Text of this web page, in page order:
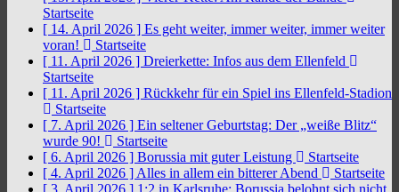
Startseite
[ 14. April 2026 ] Es geht weiter, immer weiter, immer weiter
voran!
Startseite
[ 11. April 2026 ] Dreierkette: Infos aus dem Ellenfeld
Startseite
[ 11. April 2026 ] Rückkehr für ein Spiel ins Ellenfeld-Stadion
Startseite
[ 7. April 2026 ] Ein seltener Geburtstag: Der „weiße Blitz“
wurde 90!
Startseite
[ 6. April 2026 ] Borussia mit guter Leistung
Startseite
[ 4. April 2026 ] Alles in allem ein bitterer Abend
Startseite
[ 3. April 2026 ] 1:2 in Karlsruhe: Borussia belohnt sich nicht